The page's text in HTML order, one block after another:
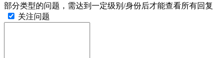
部分类型的问题，需达到一定级别/身份后才能查看所有回复
关注问题